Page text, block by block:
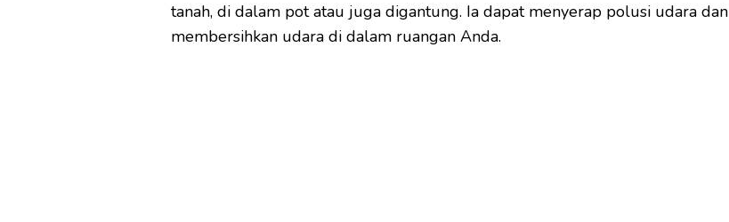
tanah, di dalam pot atau juga digantung. Ia dapat menyerap polusi udara dan
membersihkan udara di dalam ruangan Anda.